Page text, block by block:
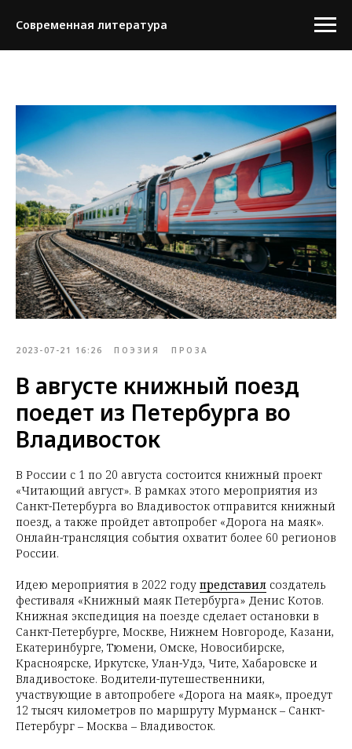
Современная литература
2023-07-21 16:26 ПОЭЗИЯ ПРОЗА
В августе книжный поезд
поедет из Петербурга во
Владивосток
В России с 1 по 20 августа состоится книжный проект
«Читающий август». В рамках этого мероприятия из
Санкт-Петербурга во Владивосток отправится книжный
поезд, а также пройдет автопробег «Дорога на маяк».
Онлайн-трансляция события охватит более 60 регионов
России.
Идею мероприятия в 2022 году представил создатель
фестиваля «Книжный маяк Петербурга» Денис Котов.
Книжная экспедиция на поезде сделает остановки в
Санкт-Петербурге, Москве, Нижнем Новгороде, Казани,
Екатеринбурге, Тюмени, Омске, Новосибирске,
Красноярске, Иркутске, Улан-Удэ, Чите, Хабаровске и
Владивостоке. Водители-путешественники,
участвующие в автопробеге «Дорога на маяк», проедут
12 тысяч километров по маршруту Мурманск – Санкт-
Петербург – Москва – Владивосток.